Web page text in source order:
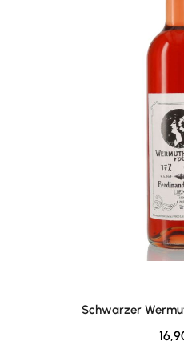
Schwarzer